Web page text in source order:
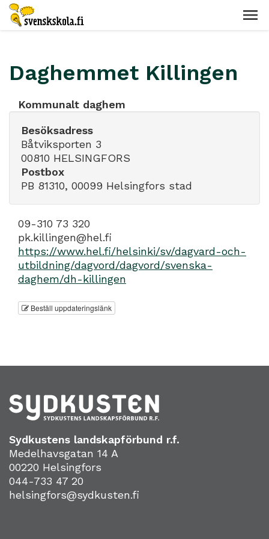
Daghemmet Killingen
Kommunalt daghem
Besöksadress
Båtviksporten 3
00810 HELSINGFORS
Postbox
PB 81310, 00099 Helsingfors stad
09-310 73 320
pk.killingen@hel.fi
https://www.hel.fi/helsinki/sv/dagvard-och-
utbildning/dagvord/dagvord/svenska-
daghem/dh-killingen
Beställ uppdateringslänk
Sydkustens landskapförbund r.f.
Medelhavsgatan 14 A
00220 Helsingfors
044-733 47 20
helsingfors@sydkusten.fi